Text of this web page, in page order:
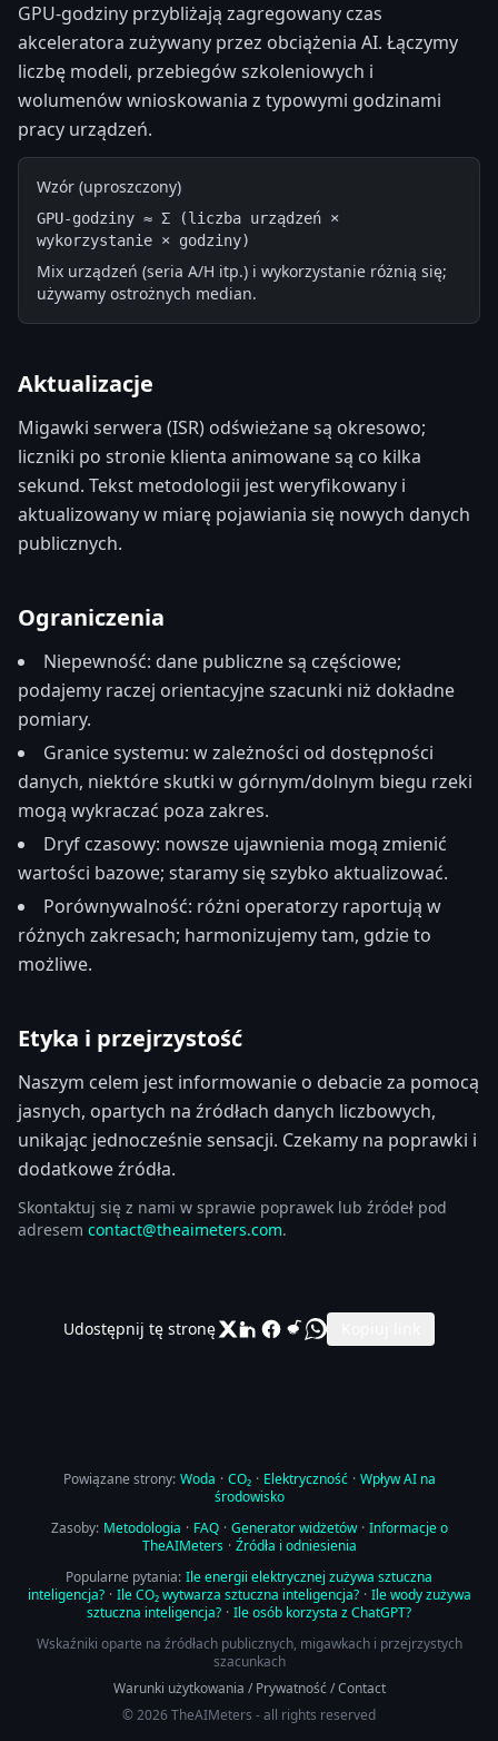
GPU-godziny przybliżają zagregowany czas
akceleratora zużywany przez obciążenia AI. Łączymy
liczbę modeli, przebiegów szkoleniowych i
wolumenów wnioskowania z typowymi godzinami
pracy urządzeń.
Wzór (uproszczony)
GPU-godziny ≈ Σ (liczba urządzeń ×
wykorzystanie × godziny)
Mix urządzeń (seria A/H itp.) i wykorzystanie różnią się;
używamy ostrożnych median.
Aktualizacje
Migawki serwera (ISR) odświeżane są okresowo;
liczniki po stronie klienta animowane są co kilka
sekund. Tekst metodologii jest weryfikowany i
aktualizowany w miarę pojawiania się nowych danych
publicznych.
Ograniczenia
Niepewność: dane publiczne są częściowe;
podajemy raczej orientacyjne szacunki niż dokładne
pomiary.
Granice systemu: w zależności od dostępności
danych, niektóre skutki w górnym/dolnym biegu rzeki
mogą wykraczać poza zakres.
Dryf czasowy: nowsze ujawnienia mogą zmienić
wartości bazowe; staramy się szybko aktualizować.
Porównywalność: różni operatorzy raportują w
różnych zakresach; harmonizujemy tam, gdzie to
możliwe.
Etyka i przejrzystość
Naszym celem jest informowanie o debacie za pomocą
jasnych, opartych na źródłach danych liczbowych,
unikając jednocześnie sensacji. Czekamy na poprawki i
dodatkowe źródła.
Skontaktuj się z nami w sprawie poprawek lub źródeł pod
adresem contact@theaimeters.com.
Udostępnij tę stronę
Powiązane strony: Woda · CO₂ · Elektryczność · Wpływ AI na
środowisko
Zasoby: Metodologia · FAQ · Generator widżetów · Informacje o
TheAIMeters · Źródła i odniesienia
Popularne pytania: Ile energii elektrycznej zużywa sztuczna
inteligencja? · Ile CO₂ wytwarza sztuczna inteligencja? · Ile wody zużywa
sztuczna inteligencja? · Ile osób korzysta z ChatGPT?
Wskaźniki oparte na źródłach publicznych, migawkach i przejrzystych
szacunkach
Warunki użytkowania /Prywatność/Contact
© 2026 TheAIMeters - all rights reserved